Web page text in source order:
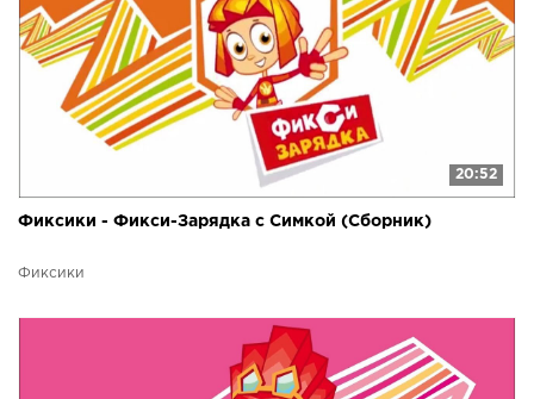
20:52
Фиксики - Фикси-Зарядка с Симкой (Сборник)
Фиксики